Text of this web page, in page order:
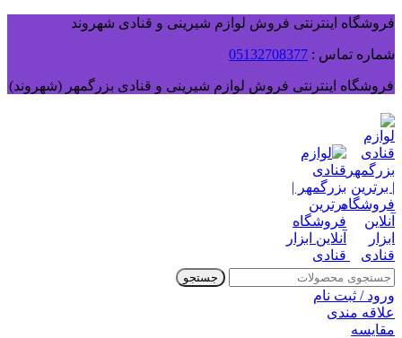
فروشگاه اینترنتی فروش لوازم شیرینی و قنادی شهروند
شماره تماس : 05132708377
فروشگاه اینترنتی فروش لوازم شیرینی و قنادی بزرگمهر (شهروند)
جستجو
ورود / ثبت نام
علاقه مندی
مقایسه